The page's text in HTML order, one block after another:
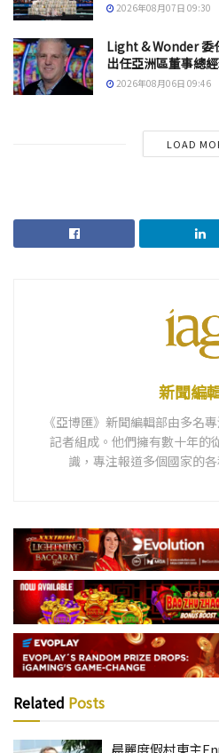
2026年08月07日 09:30
Light & Wonder 委
出任亞洲區董事總
2026年08月06日 09:46
LOAD
新聞編
《亞博匯》新聞編輯部由多名
記者組成。他們擁有數十年的
識，專注報道多個國家的
Related Posts